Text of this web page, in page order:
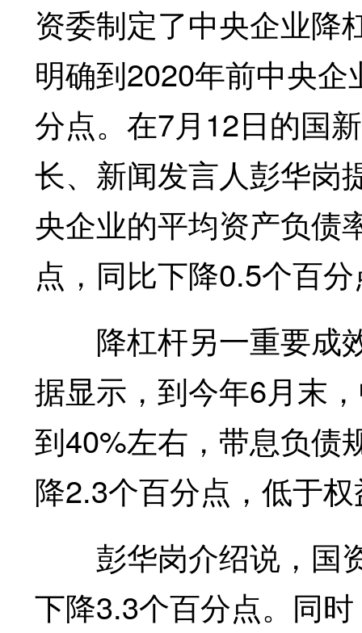
资委制定了中央企业降
明确到2020年前中央
分点。在7月12日的国
长、新闻发言人彭华岗
央企业的平均资产负债
点，同比下降0.5个百
降杠杆另一重要成
据显示，到今年6月末
到40%左右，带息负债
降2.3个百分点，低于
彭华岗介绍说，国
下降3.3个百分点。同